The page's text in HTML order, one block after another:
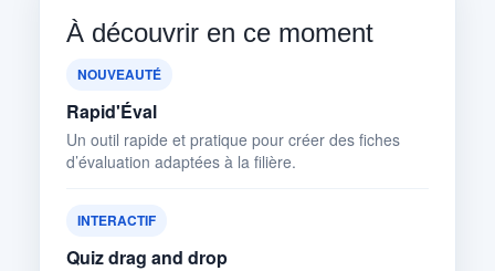
À découvrir en ce moment
NOUVEAUTÉ
Rapid'Éval
Un outil rapide et pratique pour créer des fiches
d’évaluation adaptées à la filière.
INTERACTIF
Quiz drag and drop